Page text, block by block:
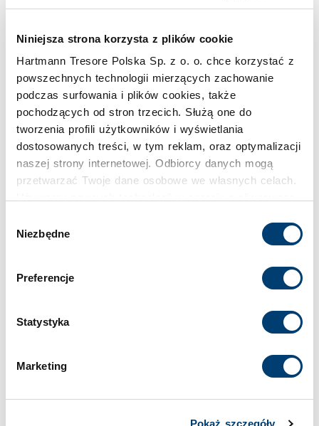
Niniejsza strona korzysta z plików cookie
Hartmann Tresore Polska Sp. z o. o. chce korzystać z
powszechnych technologii mierzących zachowanie
podczas surfowania i plików cookies, także
pochodzących od stron trzecich. Służą one do
tworzenia profili użytkowników i wyświetlania
dostosowanych treści, w tym reklam, oraz optymalizacji
naszej strony internetowej. Odbiorcy danych mogą
przetwarzać Twoje dane osobowe we własnych celach.
odrzucić i wycofać swoją zgodę w dowolnej chwili ze
w Polityce prywatności
Polityce wykorzystywania
zgody
Niezbędne
Preferencje
Statystyka
Marketing
Pokaż szczegóły
Pojemność
261 l
Klasa bezpieczeństwa
0
Limit wartości chronionej w domu
do 40.000 €
Limit wartości chronionej w firmie
do 10.000 €
Numer artykułu